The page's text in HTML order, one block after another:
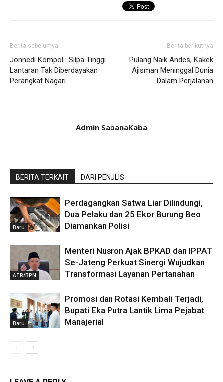
Berita sebelumya
Jonnedi Kompol : Silpa Tinggi
Lantaran Tak Diberdayakan
Perangkat Nagari
Berita berikutnya
Pulang Naik Andes, Kakek
Ajisman Meninggal Dunia
Dalam Perjalanan
Admin SabanaKaba
BERITA TERKAIT DARI PENULIS
Baru
Perdagangkan Satwa Liar Dilindungi,
Dua Pelaku dan 25 Ekor Burung Beo
Diamankan Polisi
ATR/BPN
Menteri Nusron Ajak BPKAD dan IPPAT
Se-Jateng Perkuat Sinergi Wujudkan
Transformasi Layanan Pertanahan
Baru
Promosi dan Rotasi Kembali Terjadi,
Bupati Eka Putra Lantik Lima Pejabat
Manajerial